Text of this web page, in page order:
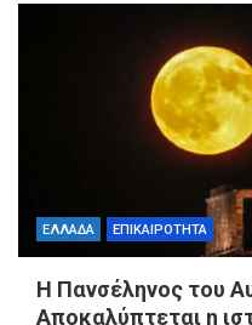
ΕΛΛΑΔΑ ΕΠΙΚΑΙΡΟΤΗΤΑ
Η Πανσέληνος του
Αποκαλύπτεται η